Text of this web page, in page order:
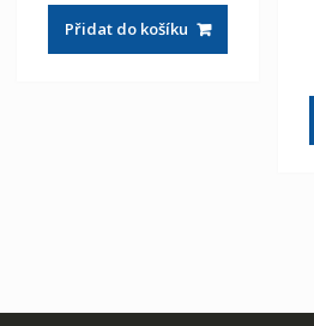
byla:
2,107 Kč
je:
1,175 Kč
Přidat do košíku